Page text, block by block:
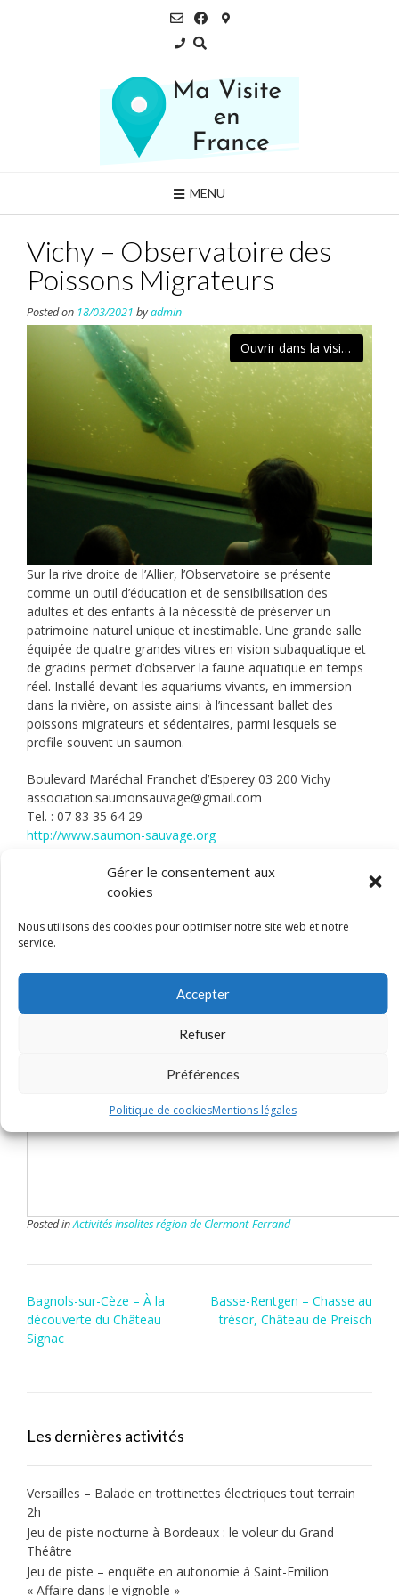
Gérer le consentement aux
cookies
Nous utilisons des cookies pour optimiser notre site web et notre
service.
Accepter
Refuser
Préférences
Politique de cookiesMentions légales
MENU
Vichy – Observatoire des
Poissons Migrateurs
Posted on 18/03/2021 byadmin
Ouvrir dans la visionneuse
Sur la rive droite de l’Allier, l’Observatoire se présente
comme un outil d’éducation et de sensibilisation des
adultes et des enfants à la nécessité de préserver un
patrimoine naturel unique et inestimable. Une grande salle
équipée de quatre grandes vitres en vision subaquatique et
de gradins permet d’observer la faune aquatique en temps
réel. Installé devant les aquariums vivants, en immersion
dans la rivière, on assiste ainsi à l’incessant ballet des
poissons migrateurs et sédentaires, parmi lesquels se
profile souvent un saumon.
Boulevard Maréchal Franchet d’Esperey 03 200 Vichy
association.saumonsauvage@gmail.com
Tel. : 07 83 35 64 29
http://www.saumon-sauvage.org
Je découvre la fiche
Posted inActivités insolites région de Clermont-Ferrand
Post
navigation
Bagnols-sur-Cèze – À la
découverte du Château
Signac
Basse-Rentgen – Chasse au
trésor, Château de Preisch
Les dernières activités
Versailles – Balade en trottinettes électriques tout terrain
2h
Jeu de piste nocturne à Bordeaux : le voleur du Grand
Théâtre
Jeu de piste – enquête en autonomie à Saint-Emilion
« Affaire dans le vignoble »